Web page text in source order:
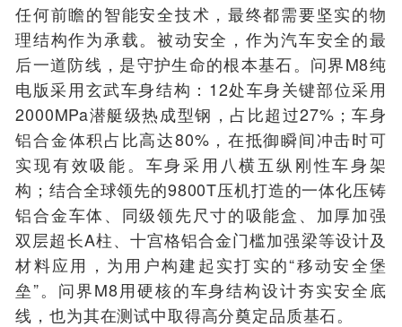
任何前瞻的智能安全技术，最终都需要坚实的物
理结构作为承载。被动安全，作为汽车安全的最
后一道防线，是守护生命的根本基石。 问界M8纯
电版采用玄武车身结构：12处车身关键部位采用
2000MPa潜艇级热成型钢，占比超过27%；车身
铝合金体积占比高达80%，在抵御瞬间冲击时可
实现有效吸能。车身采用八横五纵 刚性车身架
构；结合全球领先的9800T压机打造的一体化压铸
铝合金车体、同级领先尺寸的吸能盒、加厚加强
双层超长A柱、 十宫格铝合金门槛加强梁等设计及
材料应用 ， 为用户构建起实打实的“移动安全堡
垒”。 问界M8用硬核的车身结构设计夯实安全底
线，也为其在测试中取得高分奠定品质基石。